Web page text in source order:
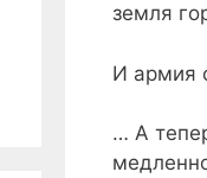
земля
И армия
… А